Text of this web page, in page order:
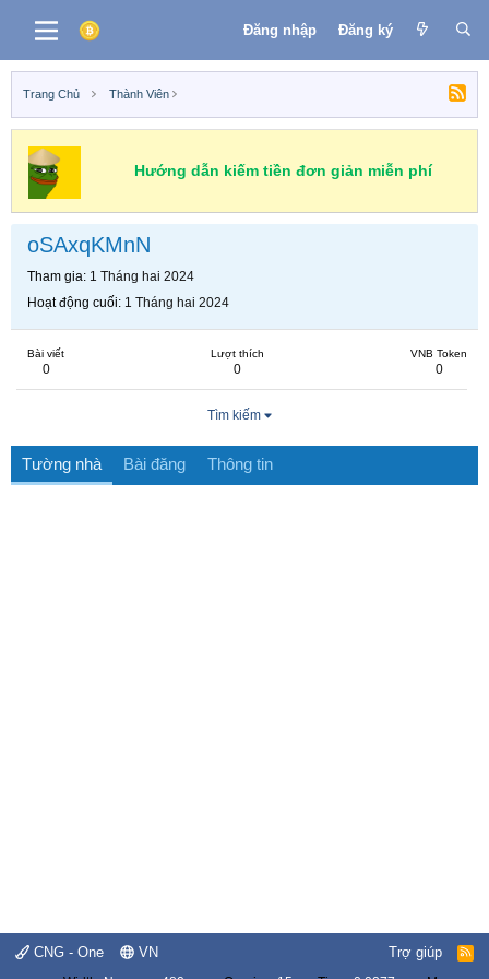
Đăng nhập Đăng ký
Trang Chủ Thành Viên
Hướng dẫn kiếm tiền đơn giản miễn phí
oSAxqKMnN
Tham gia 1 Tháng hai 2024
Hoạt động cuối 1 Tháng hai 2024
Bài viết
0
Lượt thích
0
VNB Token
0
Tìm kiếm
Tường nhà Bài đăng Thông tin
CNG - One VN Trợ giúp
R